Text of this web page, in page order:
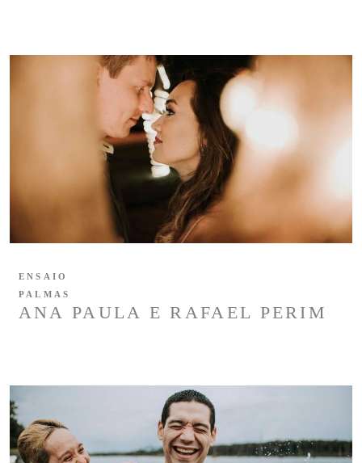
ANA PAULA E RAFAEL PERIM
ENSAIO
PALMAS